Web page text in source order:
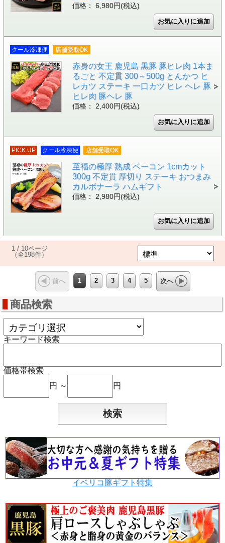
価格： 6,980円(税込)
クール冷凍便 店舗受取OK
赤身の女王 鹿児島 黒豚 豚ヒレ肉 1本ま
るごと 不定貫 300～500g とんかつ ヒ
レカツ ステーキ 一口カツ ヒレ ヘレ 豚
ヒレ肉 豚ヘレ 豚
価格： 2,400円(税込)
PICK UP クール冷凍便 店舗受取OK
至福の極厚 熟成 ベーコン 1cmカット
300g 不定貫 厚切り ステーキ おつまみ
カルボナーラ ハムギフト
価格： 2,980円(税込)
1 / 10ページ
（全198件）
前へ 1 2 3 4 5 次へ
商品検索
キーワード検索
価格帯検索
円 ～
円
イベリコ豚ギフト特集